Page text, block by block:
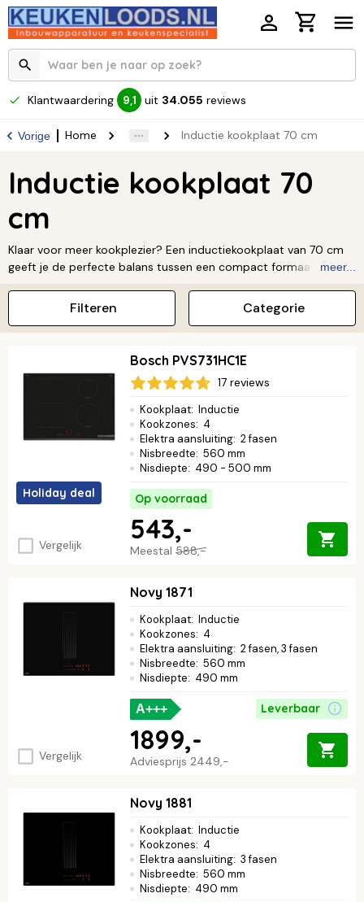
Klantwaardering 9,1 uit 34.055 reviews
Vorige Home Inductie kookplaat 70 cm
Inductie kookplaat 70
cm
Klaar voor meer kookplezier? Een inductiekookplaat van 70 cm
geeft je de perfecte balans tussen een compact formaat en
in de keuken, zonder dat je meteen een hele brede kookplaat
nodig hebt. Koken met inductie is niet alleen snel en makkelijk,
maar ook nog eens energiezuinig. Bekijk ons aanbod en ontdek
welke 70 cm inductiekookplaat jouw keuken helemaal afmaakt.
meer...
Categorie
Filteren
Holiday deal
Vergelijk
Bosch PVS731HC1E
17 reviews
Kookplaat: Inductie
Kookzones: 4
Elektra aansluiting: 2 fasen
Nisbreedte: 560 mm
Nisdiepte: 490 - 500 mm
Op voorraad
Meestal 588,-
543,-
Vergelijk
Novy 1871
Kookplaat: Inductie
Kookzones: 4
Elektra aansluiting: 2 fasen, 3 fasen
Nisbreedte: 560 mm
Nisdiepte: 490 mm
A+++ Leverbaar
Adviesprijs 2449,-
1899,-
Novy 1881
Kookplaat: Inductie
Kookzones: 4
Elektra aansluiting: 3 fasen
Nisbreedte: 560 mm
Nisdiepte: 490 mm